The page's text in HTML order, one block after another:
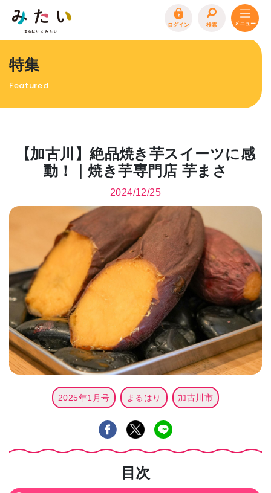
ログイン 検索
特集
エリア特集
お問合わせ イベント情報募集
サイトポリシー プライバシーポリシー 運営会社
特集
Featured
【加古川】絶品焼き芋スイーツに感
動！｜焼き芋専門店 芋まさ
2024/12/25
2025年1月号 まるはり 加古川市
目次